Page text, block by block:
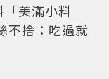
美滿小料
不捨：吃過就